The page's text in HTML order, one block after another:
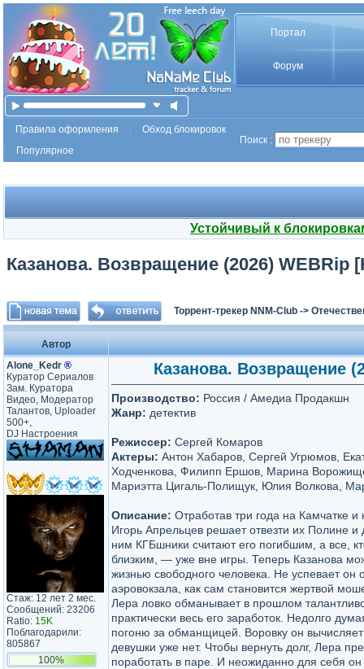
Портал
Форум
Правила оформления
Обход блокировок
Популярное
Поиск :
Устойчивый к
Казанова. Возвращение (2026) WEBRip
Торрент-трекер NNM-Club ->
Автор
Alone_Kedr ®
Куратор Сериалов
Зам. Куратора
Видео, Модератор
Талантов, Uploader
500+,
DJ Настроения
Стаж: 12 лет 2 мес.
Сообщений: 23206
Ratio: 15K
Поблагодарили:
805867
100%
Казанова. Возвращение
Производство: Россия / Амедиа Продакшн
Жанр: детектив
Режиссер: Сергей Комаров
Актеры: Антон Хабаров, Сергей Угрюмов,
Ходченкова, Филипп Ершов, Марина
Мариэтта Цигаль-Полищук, Юлия Волкова,
Описание: Отработав три года на Камчатке и
Игорь Апрельцев решает отвезти их Полине
ним КГБшники считают его погибшим, а все,
близким, — уже вне игры. Теперь Казанова
жизнью свободного человека. Не успевает он
аэровокзала, как сам становится жертвой
Лера ловко обманывает в прошлом
практически весь его заработок. Недолго
погоню за обманщицей. Воровку он
девушки уже нет. Чтобы вернуть долг, Лера
поработать в паре. И неожиданно для себя